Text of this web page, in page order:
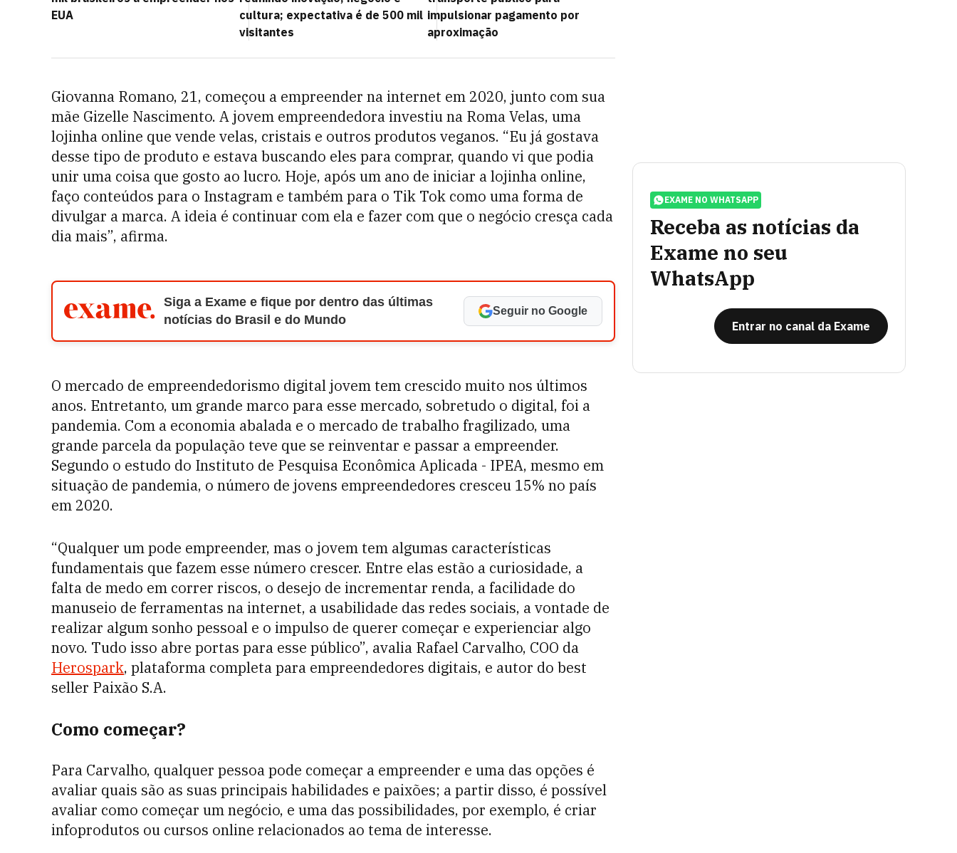
EUA
cultura; expectativa é de 500 mil
visitantes
impulsionar pagamento por
aproximação
Giovanna Romano, 21, começou a empreender na internet em 2020, junto com sua
mãe Gizelle Nascimento. A jovem empreendedora investiu na Roma Velas, uma
lojinha online que vende velas, cristais e outros produtos veganos. “Eu já gostava
desse tipo de produto e estava buscando eles para comprar, quando vi que podia
unir uma coisa que gosto ao lucro. Hoje, após um ano de iniciar a lojinha online,
faço conteúdos para o Instagram e também para o Tik Tok como uma forma de
divulgar a marca. A ideia é continuar com ela e fazer com que o negócio cresça cada
dia mais”, afirma.
Siga a Exame e fique por dentro das últimas
notícias do Brasil e do Mundo
Seguir no Google
O mercado de empreendedorismo digital jovem tem crescido muito nos últimos
anos. Entretanto, um grande marco para esse mercado, sobretudo o digital, foi a
pandemia. Com a economia abalada e o mercado de trabalho fragilizado, uma
grande parcela da população teve que se reinventar e passar a empreender.
Segundo o estudo do Instituto de Pesquisa Econômica Aplicada - IPEA, mesmo em
situação de pandemia, o número de jovens empreendedores cresceu 15% no país
em 2020.
“Qualquer um pode empreender, mas o jovem tem algumas características
fundamentais que fazem esse número crescer. Entre elas estão a curiosidade, a
falta de medo em correr riscos, o desejo de incrementar renda, a facilidade do
manuseio de ferramentas na internet, a usabilidade das redes sociais, a vontade de
realizar algum sonho pessoal e o impulso de querer começar e experienciar algo
novo. Tudo isso abre portas para esse público”, avalia Rafael Carvalho, COO da
Herospark, plataforma completa para empreendedores digitais, e autor do best
seller Paixão S.A.
Como começar?
Para Carvalho, qualquer pessoa pode começar a empreender e uma das opções é
avaliar quais são as suas principais habilidades e paixões; a partir disso, é possível
avaliar como começar um negócio, e uma das possibilidades, por exemplo, é criar
infoprodutos ou cursos online relacionados ao tema de interesse.
EXAME NO WHATSAPP
Receba as notícias da
Exame no seu
WhatsApp
Entrar no canal da Exame